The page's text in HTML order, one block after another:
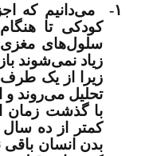
۱-
می‌‌دانیم که
کودکی تا
سلول‌های مغزی
زیاد نمی‌شوند
زیرا از یک طرف
تحلیل می‌روند و
با گذشت زمان
کمتر از ده سال
بدن انسان